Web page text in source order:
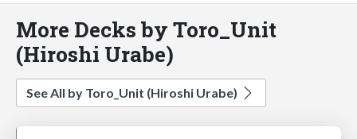
More Decks by Toro_Unit
(Hiroshi Urabe)
See All by Toro_Unit (Hiroshi Urabe)